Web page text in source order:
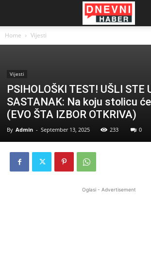
Home Vijesti
Vijesti
PSIHOLOŠKI TEST! UŠLI STE
SASTANAK: Na koju stolicu
(EVO ŠTA IZBOR OTKRIVA)
By Admin - September 13, 2025 233 0
Oglasi - Advertisement